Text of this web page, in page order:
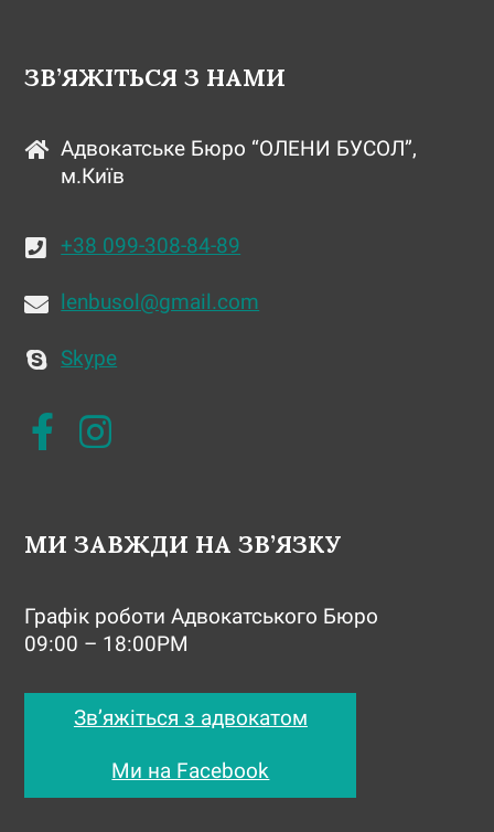
ЗВ’ЯЖІТЬСЯ З НАМИ
Адвокатське Бюро “ОЛЕНИ БУСОЛ”,
м.Київ
+38 099-308-84-89
lenbusol@gmail.com
Skype
МИ ЗАВЖДИ НА ЗВ’ЯЗКУ
Графік роботи Адвокатського Бюро
09:00 – 18:00PM
Зв’яжіться з адвокатом
Ми на Facebook